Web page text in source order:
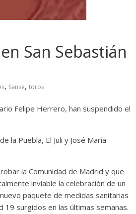
San Sebastián
, Sanse, toros
Felipe Herrero, han suspendido el
la Puebla, El Juli y José María
la Comunidad de Madrid y que
inviable la celebración de un
paquete de medidas sanitarias
surgidos en las últimas semanas.